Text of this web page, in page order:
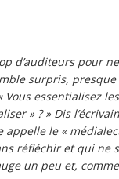
d’auditeurs pour
surpris,
essentialisez
» ? » Dis
le «
réfléchir et qui ne
un peu et,